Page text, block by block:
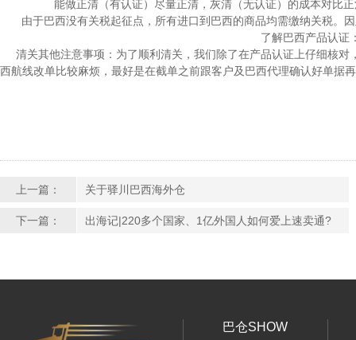
能做正清（有认证）尽量正清，灰清（无认证）的成本对比正
由于巴西没有关税起征点，所有进口到巴西的商品均需缴纳关税。
了解巴西产品认证
清关其他注意事项：为了顺利清关，我们除了在产品认证上仔细核对
西航线改单比较麻烦，最好是在截单之前跟客户及巴西代理确认好单据
上一篇： 关于驿川巴西海外仓
下一篇： 出海记|220多个国家、1亿外国人如何爱上速卖通?
巴仓SHOW